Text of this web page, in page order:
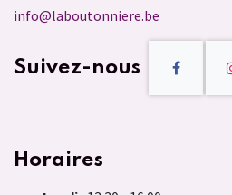
info@laboutonniere.be
Suivez-nous
Horaires